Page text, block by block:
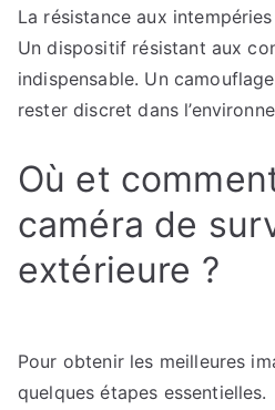
La résistance aux
Un dispositif résistant aux
indispensable. Un
rester discret dans
Où et
caméra de
extérieure ?
Pour obtenir les meilleures
quelques étapes essentielles.